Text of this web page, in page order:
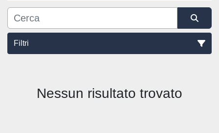
Filtri
Nessun risultato trovato